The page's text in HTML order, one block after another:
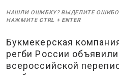
НАШЛИ ОШИБКУ? ВЫДЕЛИТЕ
НАЖМИТЕ CTRL + ENTER
Букмекерская
регби России объявили
всероссийской